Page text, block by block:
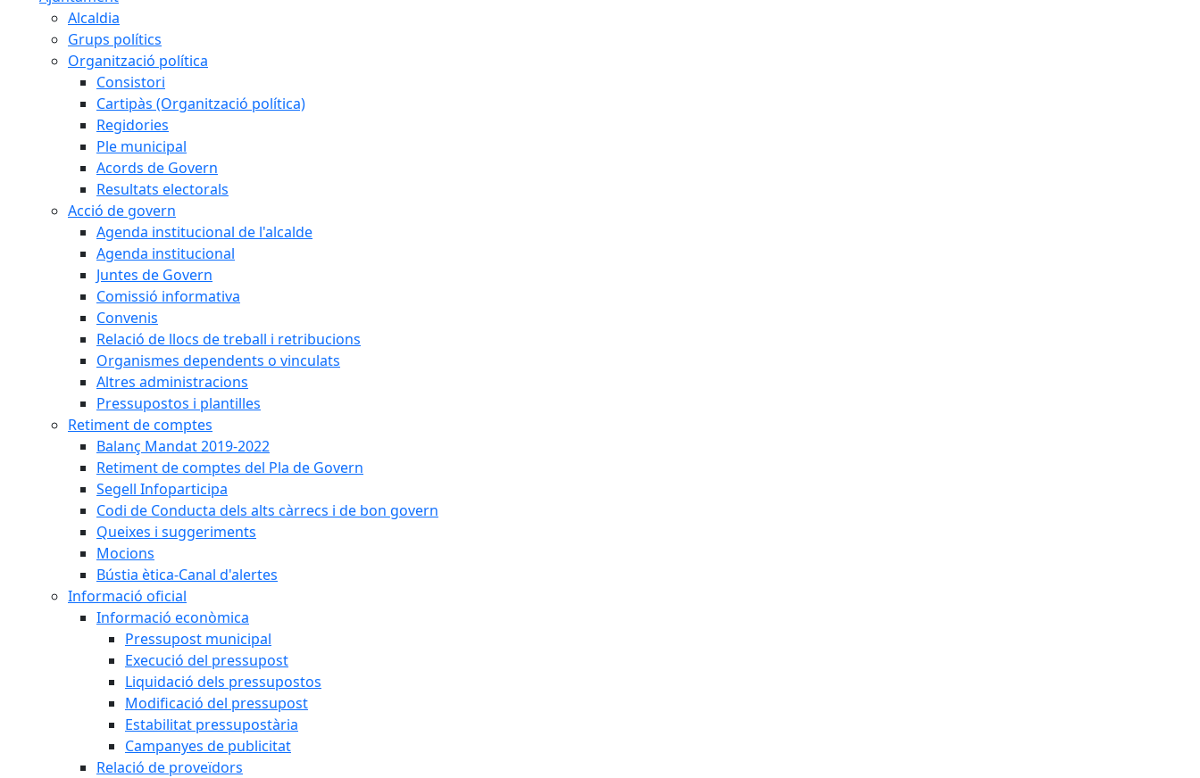
Alcaldia
Grups polítics
Organització política
Consistori
Cartipàs (Organització política)
Regidories
Ple municipal
Acords de Govern
Resultats electorals
Acció de govern
Agenda institucional de l'alcalde
Agenda institucional
Juntes de Govern
Comissió informativa
Convenis
Relació de llocs de treball i retribucions
Organismes dependents o vinculats
Altres administracions
Pressupostos i plantilles
Retiment de comptes
Balanç Mandat 2019-2022
Retiment de comptes del Pla de Govern
Segell Infoparticipa
Codi de Conducta dels alts càrrecs i de bon govern
Queixes i suggeriments
Mocions
Bústia ètica-Canal d'alertes
Informació oficial
Informació econòmica
Pressupost municipal
Execució del pressupost
Liquidació dels pressupostos
Modificació del pressupost
Estabilitat pressupostària
Campanyes de publicitat
Relació de proveïdors